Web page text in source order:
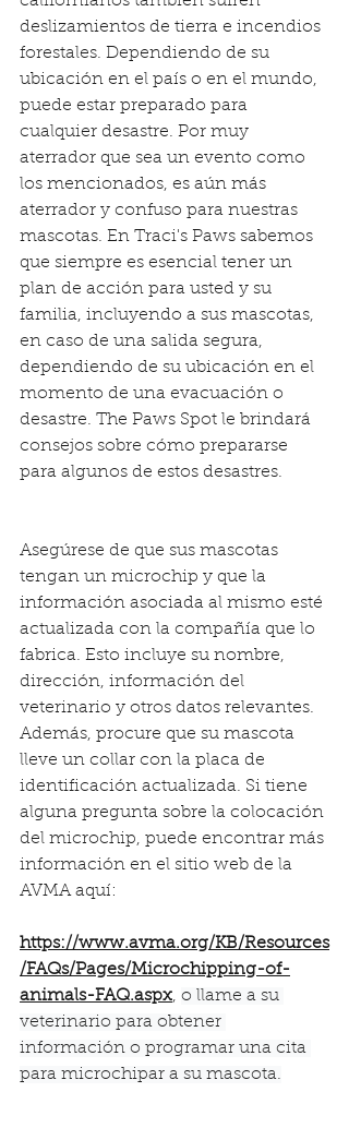
deslizamientos de tierra e incendios
forestales. Dependiendo de su
ubicación en el país o en el mundo,
puede estar preparado para
cualquier desastre. Por muy
aterrador que sea un evento como
los mencionados, es aún más
aterrador y confuso para nuestras
mascotas. En Traci's Paws sabemos
que siempre es esencial tener un
plan de acción para usted y su
familia, incluyendo a sus mascotas,
en caso de una salida segura,
dependiendo de su ubicación en el
momento de una evacuación o
desastre. The Paws Spot le brindará
consejos sobre cómo prepararse
para algunos de estos desastres.
Asegúrese de que sus mascotas
tengan un microchip y que la
información asociada al mismo esté
actualizada con la compañía que lo
fabrica. Esto incluye su nombre,
dirección, información del
veterinario y otros datos relevantes.
Además, procure que su mascota
lleve un collar con la placa de
identificación actualizada. Si tiene
alguna pregunta sobre la colocación
del microchip, puede encontrar más
información en el sitio web de la
AVMA aquí:
https://www.avma.org/KB/Resources
/FAQs/Pages/Microchipping-of-
animals-FAQ.aspx, o llame a su
veterinario para obtener
información o programar una cita
para microchipar a su mascota.